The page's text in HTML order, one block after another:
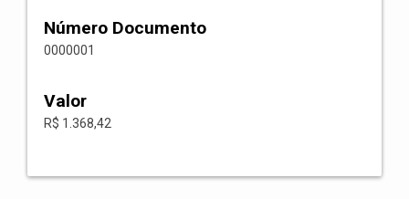
Número Documento
0000001
Valor
R$ 1.368,42